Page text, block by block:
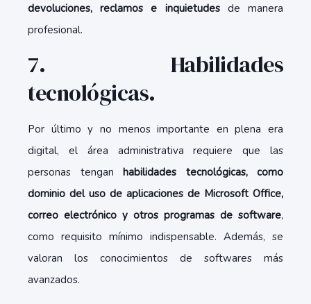
devoluciones, reclamos e inquietudesde manera
profesional.
7. Habilidades
tecnológicas.
Por último y no menos importante en plena era
digital, el área administrativa requiere que las
personas tengan habilidades tecnológicas, como
dominio del uso de aplicaciones de Microsoft Office,
correo electrónico y otros programas de software,
como requisito mínimo indispensable. Además, se
valoran los conocimientos de softwares más
avanzados.